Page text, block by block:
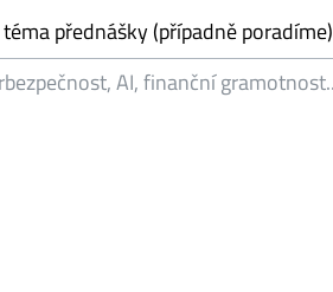
přednášky (případně